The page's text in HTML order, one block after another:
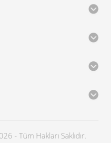
- Tüm Hakları Saklıdır.